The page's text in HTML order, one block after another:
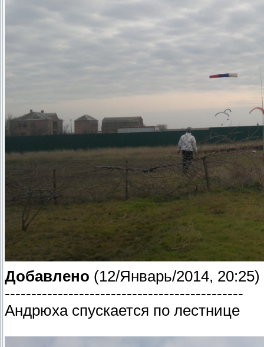
Добавлено (12/Январь/2014, 20:25)
---------------------------------------------
Андрюха спускается по лестнице